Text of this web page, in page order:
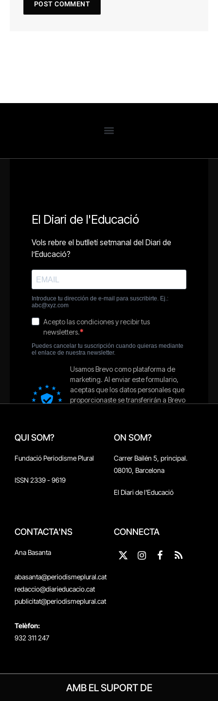
QUI SOM?
Fundació Periodisme Plural
ISSN 2339 - 9619
ON SOM?
Carrer Bailén 5, principal.
08010, Barcelona
El Diari de l'Educació
CONTACTA'NS
Ana Basanta
abasanta@periodismeplural.cat
redaccio@diarieducacio.cat
publicitat@periodismeplural.cat
Telèfon:
932 311 247
CONNECTA
X
Instagram
Facebook
RSS
AMB EL SUPORT DE